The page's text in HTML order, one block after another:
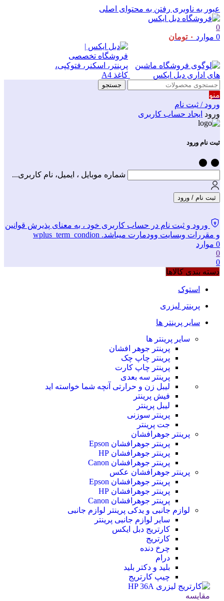
عبور به ناوبری رفتن به محتوای اصلی
0
0 موارد ۰ تومان
جستجو
منو
ورود / ثبت نام
ورود ایجاد حساب کاربری
ثبت نام ورود
شماره موبایل ، ایمیل، نام کاربری...
ثبت نام / ورود
ورود و ثبت نام در حساب کاربری خود ، به معنای پذیرش قوانین
و مقررات وبسایت وودمارت میباشد. wplus_term_condion
0 موارد
0
0
دسته بندی کالاها
استوک
پرینتر لیزری
سایر پرینتر ها
سایر پرینتر ها
پرینتر جوهر افشان
پرینتر چاپ چک
پرینتر چاپ کارت
پرینتر سه بعدی
لیبل زن و حرارتی آنچه شما خواسته اید
فیش پرینتر
لیبل پرینتر
پرینتر سوزنی
جت پرینتر
پرینتر جوهرافشان
پرینتر جوهرافشان Epson
پرینتر جوهرافشان HP
پرینتر جوهرافشان Canon
پرینتر جوهرافشان عکس
پرینتر جوهرافشان Epson
پرینتر جوهرافشان HP
پرینتر جوهرافشان Canon
لوازم جانبی و یدکی پرینتر لوازم جانبی
سایر لوازم جانبی پرینتر
کارتریج دبل ایکس
کارتریج
چرخ دنده
درام
بلید و دکتر بلید
چیپ کارتریج
مقایسه